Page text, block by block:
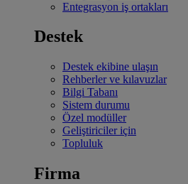
Entegrasyon iş ortakları
Destek
Destek ekibine ulaşın
Rehberler ve kılavuzlar
Bilgi Tabanı
Sistem durumu
Özel modüller
Geliştiriciler için
Topluluk
Firma